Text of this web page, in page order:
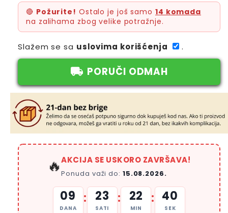
🔴 Požurite! Ostalo je još samo 14 komada
na zalihama zbog velike potražnje.
Slažem se sa uslovima korišćenja .
PORUČI ODMAH
🔥AKCIJA SE USKORO ZAVRŠAVA!
Ponuda važi do: 15.08.2026.
09
DANA
: 23
SATI
: 22
MIN
: 39
SEK